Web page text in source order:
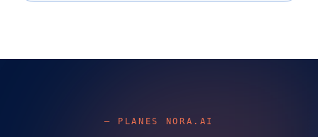
— PLANES NORA.AI